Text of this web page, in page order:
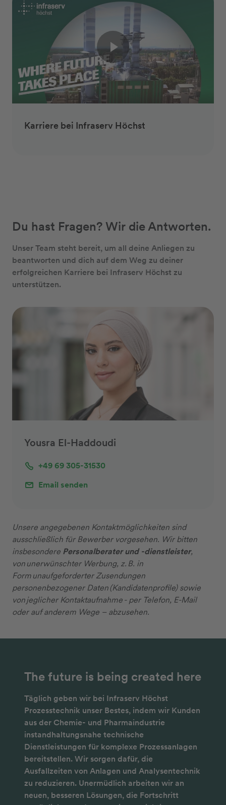
Karriere bei Infraserv Höchst
Du hast Fragen? Wir die Antworten.
Unser Team steht bereit, um all deine Anliegen zu
beantworten und dich auf dem Weg zu deiner
erfolgreichen Karriere bei Infraserv Höchst zu
unterstützen.
Yousra El-Haddoudi
+49 69 305-31530
Email senden
Unsere angegebenen Kontaktmöglichkeiten sind
ausschließlich für Bewerber vorgesehen. Wir bitten
insbesondere Personalberater und -dienstleister,
von unerwünschter Werbung, z. B. in
Form unaufgeforderter Zusendungen
personenbezogener Daten (Kandidatenprofile) sowie
von jeglicher Kontaktaufnahme - per Telefon, E-Mail
oder auf anderem Wege – abzusehen.
The future is being created here
Täglich geben wir bei Infraserv Höchst
Prozesstechnik unser Bestes, indem wir Kunden
aus der Chemie- und Pharmaindustrie
instandhaltungsnahe technische
Dienstleistungen für komplexe Prozessanlagen
bereitstellen. Wir sorgen dafür, die
Ausfallzeiten von Anlagen und Analysentechnik
zu reduzieren. Unermüdlich arbeiten wir an
neuen, besseren Lösungen, die Fortschritt